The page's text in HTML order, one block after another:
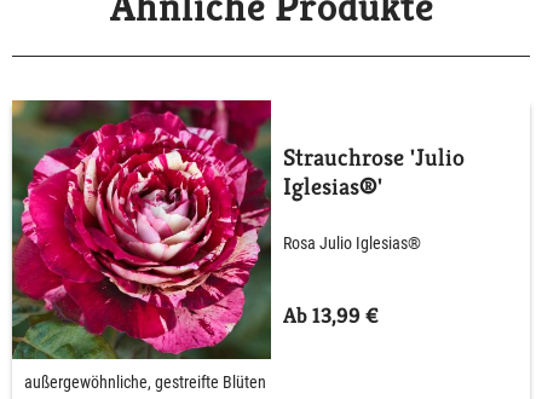
Strauchrose 'Julio
Iglesias®'
Rosa Julio Iglesias®
Ab 13,99 €
außergewöhnliche, gestreifte Blüten